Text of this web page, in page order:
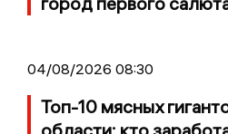
04/08/2026 08:30
Топ-10 мясных